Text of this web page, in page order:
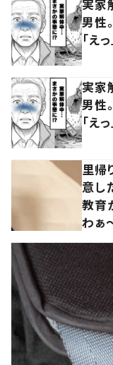
実家
男性
「えっ
実家
男性
「えっ
里帰
意し
教育
わぁ